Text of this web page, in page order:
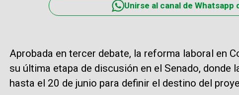
Unirse al canal de Whatsapp
Aprobada en tercer debate, la reforma laboral en
su última etapa de discusión en el Senado, donde
hasta el 20 de junio para definir el destino del